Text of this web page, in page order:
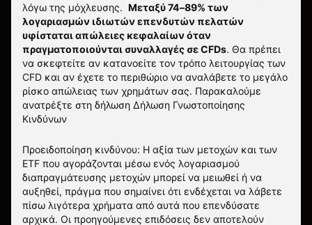
λόγω της μόχλευσης. Μεταξύ 74–89% των
λογαριασμών ιδιωτών επενδυτών πελατών
υφίσταται απώλειες κεφαλαίων όταν
πραγματοποιούνται συναλλαγές σε CFDs. Θα πρέπει
να σκεφτείτε αν κατανοείτε τον τρόπο λειτουργίας των
CFD και αν έχετε το περιθώριο να αναλάβετε το μεγάλο
ρίσκο απώλειας των χρημάτων σας. Παρακαλούμε
ανατρέξτε στη δήλωση Δήλωση Γνωστοποίησης
Κινδύνων
Προειδοποίηση κινδύνου: Η αξία των μετοχών και των
ETF που αγοράζονται μέσω ενός λογαριασμού
διαπραγμάτευσης μετοχών μπορεί να μειωθεί ή να
αυξηθεί, πράγμα που σημαίνει ότι ενδέχεται να λάβετε
πίσω λιγότερα χρήματα από αυτά που επενδύσατε
αρχικά. Οι προηγούμενες επιδόσεις δεν αποτελούν